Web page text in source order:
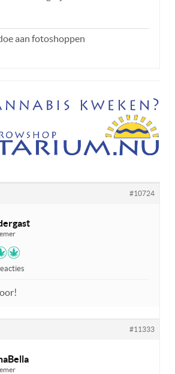
aan fotoshoppen
#10724
#11333